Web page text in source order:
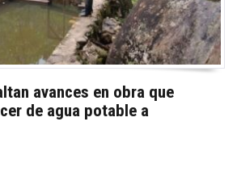
avances en obra que
de agua potable a